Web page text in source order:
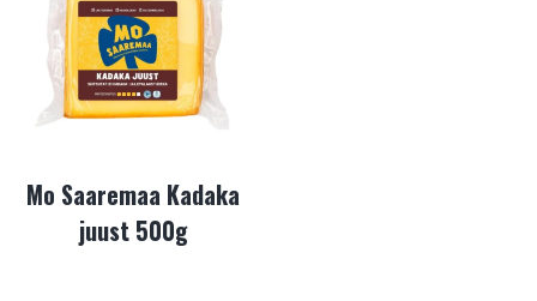
Mo Saaremaa Kadaka
juust 500g